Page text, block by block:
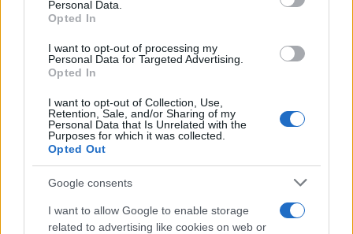
Personal Data.
Opted In
I want to opt-out of processing my
Personal Data for Targeted Advertising.
Opted In
I want to opt-out of Collection, Use,
Retention, Sale, and/or Sharing of my
Personal Data that Is Unrelated with the
Purposes for which it was collected.
Opted Out
Google consents
I want to allow Google to enable storage
related to advertising like cookies on web or